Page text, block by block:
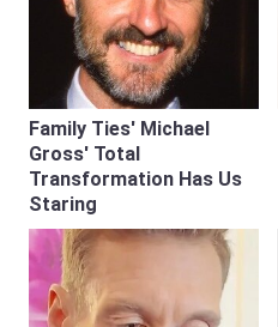
Family Ties' Michael
Gross' Total
Transformation Has Us
Staring